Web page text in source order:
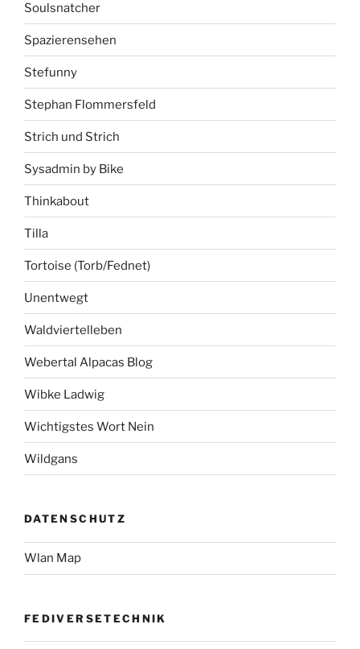
Soulsnatcher
Spazierensehen
Stefunny
Stephan Flommersfeld
Strich und Strich
Sysadmin by Bike
Thinkabout
Tilla
Tortoise (Torb/Fednet)
Unentwegt
Waldviertelleben
Webertal Alpacas Blog
Wibke Ladwig
Wichtigstes Wort Nein
Wildgans
DATENSCHUTZ
Wlan Map
FEDIVERSETECHNIK